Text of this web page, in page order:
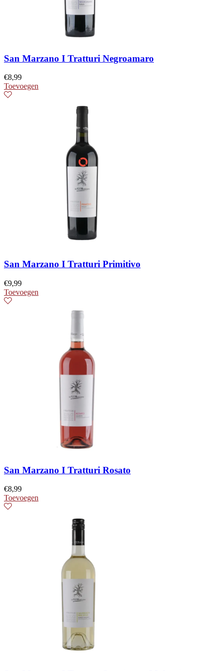
San Marzano I Tratturi Negroamaro
€8,99
Toevoegen
San Marzano I Tratturi Primitivo
€9,99
Toevoegen
San Marzano I Tratturi Rosato
€8,99
Toevoegen